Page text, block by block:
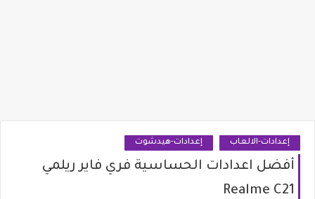
إعدادات-الالعاب إعدادات-هيدشوت
أفضل اعدادات الحساسية فري فاير ريلمي
Realme C21